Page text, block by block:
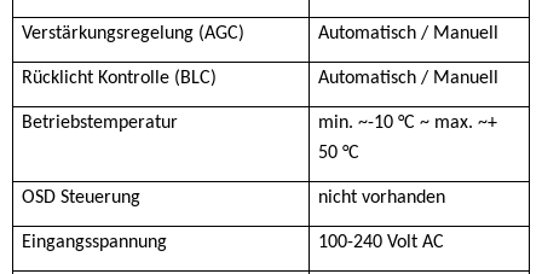
Verstärkungsregelung (AGC) Automatisch / Manuell
Rücklicht Kontrolle (BLC) Automatisch / Manuell
Betriebstemperatur
min. ~-10 °C ~ max. ~+
50 °C
OSD Steuerung nicht vorhanden
Eingangsspannung 100-240 Volt AC